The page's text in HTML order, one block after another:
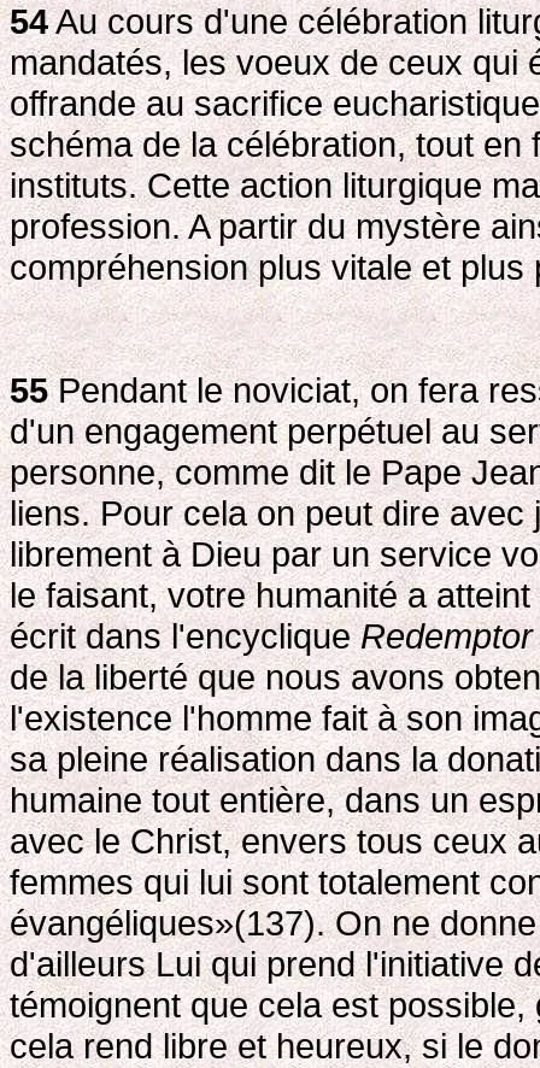
54Au cours d'une célébration
mandatés, les voeux de ceux qui
offrande au sacrifice
schéma de la célébration, tout
instituts. Cette action liturgique
profession. A partir du mystère
compréhension plus vitale et
55Pendant le noviciat, on fera
d'un engagement perpétuel au
personne, comme dit le Pape
liens. Pour cela on peut dire
librement à Dieu par un service
le faisant, votre humanité a
écrit dans l'encyclique
de la liberté que nous avons
l'existence l'homme fait à son
sa pleine réalisation dans la
humaine tout entière, dans un
avec le Christ, envers tous ceux
femmes qui lui sont totalement
évangéliques»(137). On ne
d'ailleurs Lui qui prend l'initiative
témoignent que cela est
cela rend libre et heureux, si le